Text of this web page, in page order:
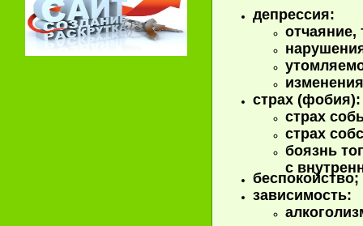
депрессия:
отчаяние,
страх (фобия):
страх
страх
боязнь
с
беспокойство;
зависимость: